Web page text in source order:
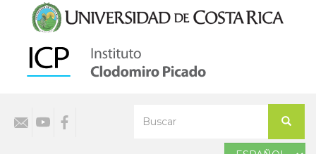
contenido
principal
Buscar
your